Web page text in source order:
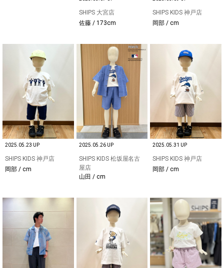
SHIPS 大宮店
佐藤 / 173cm
SHIPS KIDS 神戸店
岡部 / cm
2025.05.23 UP
SHIPS KIDS 神戸店
岡部 / cm
2025.05.26 UP
SHIPS KIDS 松坂屋名古
屋店
山田 / cm
2025.05.31 UP
SHIPS KIDS 神戸店
岡部 / cm